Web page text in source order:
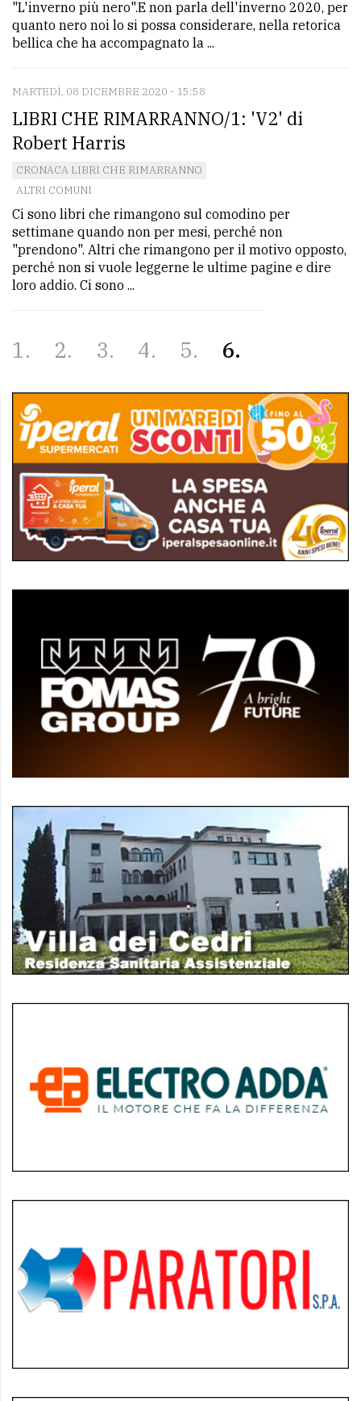
"L'inverno più nero".E non parla dell'inverno 2020, per
quanto nero noi lo si possa considerare, nella retorica
bellica che ha accompagnato la ...
MARTEDÌ, 08 DICEMBRE 2020 - 15:58
LIBRI CHE RIMARRANNO/1: 'V2' di
Robert Harris
CRONACA LIBRI CHE RIMARRANNO
ALTRI COMUNI
Ci sono libri che rimangono sul comodino per
settimane quando non per mesi, perché non
"prendono". Altri che rimangono per il motivo opposto,
perché non si vuole leggerne le ultime pagine e dire
loro addio. Ci sono ...
1 2 3 4 5 6